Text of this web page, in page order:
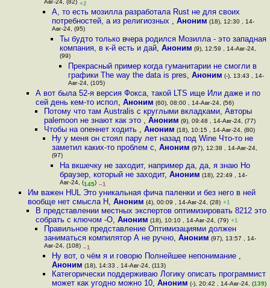
Авг-24, (82) +2
А, то есть мозилла разработала Rust не для своих
потребностей, а из религиозных , Аноним (18), 12:30 , 14-
Авг-24, (95)
Ты будто только вчера родился Мозилла - это западная
компания, в к-й есть и дай,Аноним (9), 12:59 , 14-Авг-24,
(99)
Прекрасный пример когда гуманитарии не смогли в
графики The way the data is pres, Аноним (-), 13:43 , 14-
Авг-24, (105)
А вот была 52-я версия Фокса, такой LTS ище Или даже и по
сей день кем-то испол,Аноним (60), 08:00 , 14-Авг-24, (56)
Потому что там Australis с круглыми вкладками, Авторы
palemoon не знают как это , Аноним (9), 09:48 , 14-Авг-24, (77)
Чтобы на опеннет ходить , Аноним (18), 10:15 , 14-Авг-24, (80)
Ну у меня он стоял пару лет назад под Wine Что-то не
заметил каких-то проблем с, Аноним (97), 12:38 , 14-Авг-24,
(97)
На вкшечку не заходит, например да, да, я знаю Но
браузер, который не заходит,Аноним (18), 22:49 , 14-
Авг-24, (145) –1
Им важен HUL Это уникальная фича паленки и без него в ней
вообще нет смысла Н, Аноним (4), 00:09 , 14-Авг-24, (28) +1
В представлении местных экспертов оптимизировать 8212 это
собрать с ключом -O,Аноним (18), 10:10 , 14-Авг-24, (79) +1
Правильное представление Оптимизациями должен
заниматься компилятор А не ручно, Аноним (97), 13:57 , 14-
Авг-24, (108) –1
Ну вот, о чём я и говорю Полнейшее непонимание ,
Аноним (18), 14:33 , 14-Авг-24, (113)
Категорически поддерживаю Логику описать программист
может как угодно можно 10, Аноним (-), 20:42 , 14-Авг-24, (139)